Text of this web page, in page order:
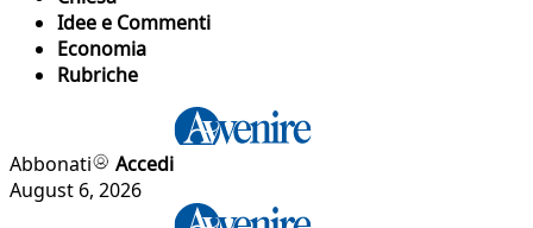
Idee e Commenti
Economia
Rubriche
Abbonati
Accedi
August 6, 2026